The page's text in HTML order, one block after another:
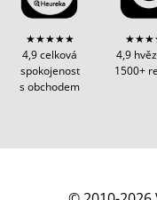
★★★★★
4,9 celková
spokojenost
s obchodem
4,9
1500+